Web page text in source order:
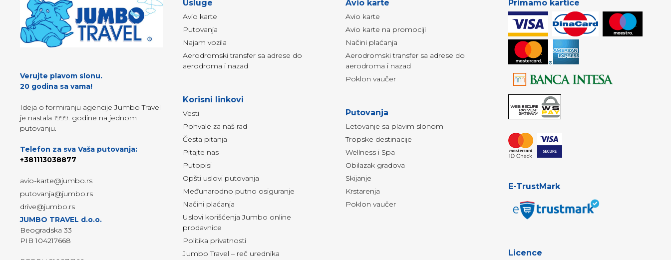
Verujte plavom slonu.
20 godina sa vama!
Ideja o formiranju agencije Jumbo Travel
je nastala 1999. godine na jednom
putovanju.
Telefon za sva Vaša putovanja:
+381113038877
avio-karte@jumbo.rs
putovanja@jumbo.rs
drive@jumbo.rs
JUMBO TRAVEL d.o.o.
Beogradska 33
PIB 104217668
Usluge
Avio karte
Putovanja
Najam vozila
Aerodromski transfer sa adrese do
aerodroma i nazad
Korisni linkovi
Vesti
Pohvale za naš rad
Česta pitanja
Pitajte nas
Putopisi
Opšti uslovi putovanja
Međunarodno putno osiguranje
Načini plaćanja
Uslovi korišćenja Jumbo online
prodavnice
Politika privatnosti
Jumbo Travel – reč urednika
Avio karte
Avio karte
Avio karte na promociji
Načini plaćanja
Aerodromski transfer sa adrese do
aerodroma i nazad
Poklon vaučer
Putovanja
Letovanje sa plavim slonom
Tropske destinacije
Wellness i Spa
Obilazak gradova
Skijanje
Krstarenja
Poklon vaučer
Primamo kartice
E-TrustMark
Licence